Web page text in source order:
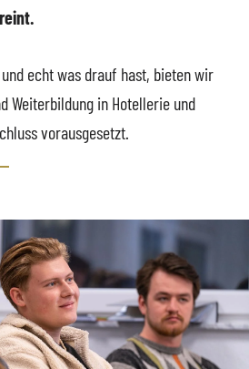
echt was drauf hast, bieten wir
Weiterbildung in Hotellerie und
vorausgesetzt.